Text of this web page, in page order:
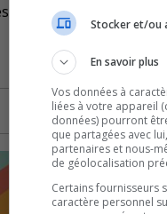
de vins.
Stocker et/ou
En savoir plus
Vos données à
liées à votre appareil
données) pourront
que partagées avec
partenaires et nous-
de géolocalisation
Certains fournisseurs
caractère personnel